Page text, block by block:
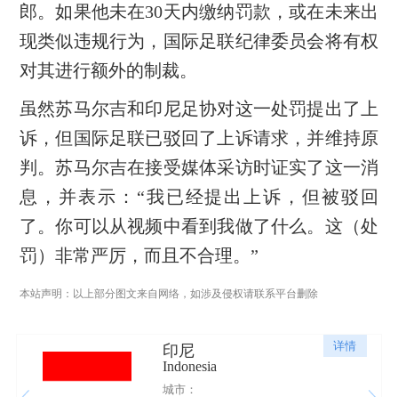
郎。如果他未在30天内缴纳罚款，或在未来出
现类似违规行为，国际足联纪律委员会将有权
对其进行额外的制裁。
虽然苏马尔吉和印尼足协对这一处罚提出了上
诉，但国际足联已驳回了上诉请求，并维持原
判。苏马尔吉在接受媒体采访时证实了这一消
息，并表示：“我已经提出上诉，但被驳回
了。你可以从视频中看到我做了什么。这（处
罚）非常严厉，而且不合理。”
本站声明：以上部分图文来自网络，如涉及侵权请联系平台删除
详情
印尼
Indonesia
城市：